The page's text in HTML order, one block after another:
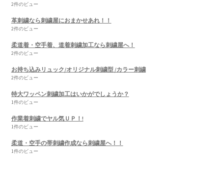
2件のビュー
革刺繍なら刺繍屋におまかせあれ！！
2件のビュー
柔道着・空手着、道着刺繍加工なら刺繍屋へ！
2件のビュー
お持ち込みリュック/オリジナル刺繍型 /カラー刺繍
2件のビュー
特大ワッペン刺繍加工はいかがでしょうか？
1件のビュー
作業着刺繍でヤル気ＵＰ！!
1件のビュー
柔道・空手の帯刺繍作成なら刺繍屋へ！！
1件のビュー